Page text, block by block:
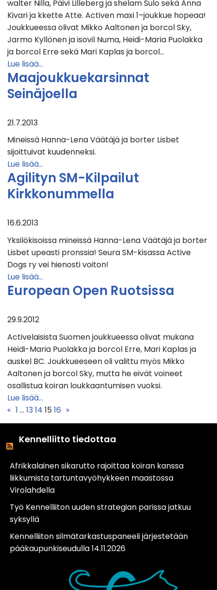
walter Nilla, Päivi Lilleberg ja shelam Sulo sekä Anna
Kivari ja kkette Atte. Activen maxi 1–joukkue hopeaa!
Joukkueessa olivat Mikko Aaltonen ja borcol Sky,
Jarmo Kyllönen ja isovil Numa, Heidi-Maria Puolakka
ja borcol Erre sekä Mari Kaplas ja borcol…
Lue lisää…
Maajoukkuekarsinnat
Seinäjoella
21.7.2013
Mineissä Hanna-Lena Väätäjä ja borter Lisbet
sijoittuivat kuudenneksi.
Lue lisää…
Agilityn SM-Kilpailut
Kirkkonummella
16.6.2013
Yksilökisoissa mineissä Hanna-Lena Väätäjä ja borter
Lisbet upeasti pronssia! Seura SM-kisassa Active
Dogs ry vei hienosti voiton!
Lue lisää…
European Open Ruotsissa
29.9.2012
Activelaisista Suomen joukkueessa olivat mukana
Heidi-Maria Puolakka ja borcol Erre, Mari Kaplas ja
auskel BC. Joukkueeseen oli valittu myös Mikko
Aaltonen ja borcol Sky, mutta he eivät voineet
osallistua koiran loukkaantumisen vuoksi.
Lue lisää…
« 1 … 1314 15 16 »
Kennelliitto tiedottaa
Afrikkalainen sikarutto rajoittaa koiran kanssa
liikkumista tartuntavyöhykkeen maastossa
Virolahdella
Työ Kennelliiton uuden strategian parissa jatkuu
syksyllä
Kennelliiton silmätarkastuspaneeli järjestetään
pääkaupunkiseudulla 14.11.2026